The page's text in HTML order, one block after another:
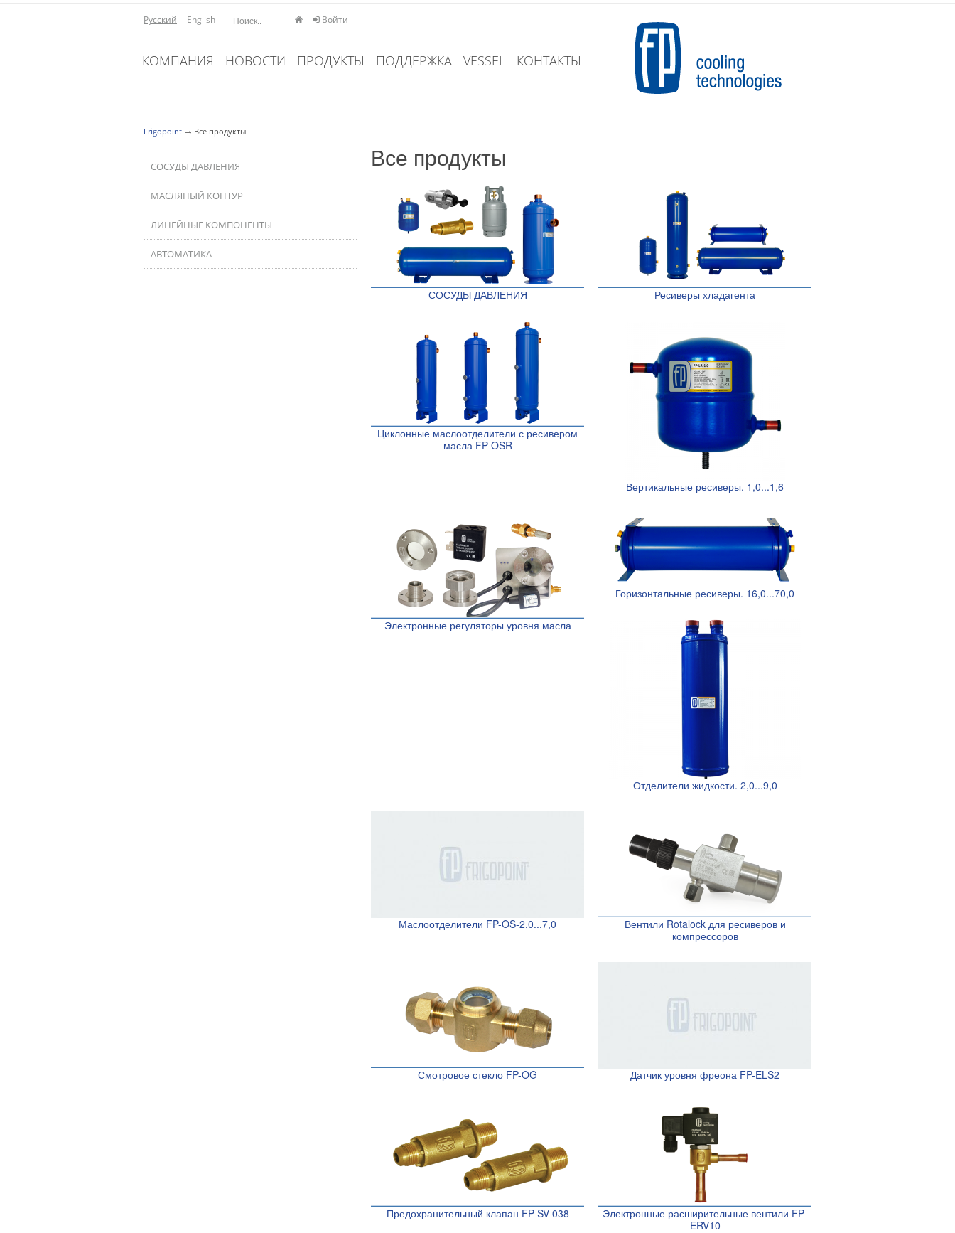
КОМПАНИЯ НОВОСТИ ПРОДУКТЫ ПОДДЕРЖКА VESSEL КОНТАКТЫ
Русский English Войти
Frigopoint → Все продукты
СОСУДЫ ДАВЛЕНИЯ
МАСЛЯНЫЙ КОНТУР
ЛИНЕЙНЫЕ КОМПОНЕНТЫ
АВТОМАТИКА
Все продукты
СОСУДЫ ДАВЛЕНИЯ Ресиверы хладагента
Циклонные маслоотделители с ресивером
масла FP-OSR
Вертикальные ресиверы. 1,0...1,6
Электронные регуляторы уровня масла
Горизонтальные ресиверы. 16,0...70,0
Отделители жидкости. 2,0...9,0
Маслоотделители FP-OS-2,0...7,0
Вентили Rotalock для ресиверов и
компрессоров
Смотровое стекло FP-OG Датчик уровня фреона FP-ELS2
Предохранительный клапан FP-SV-038
Электронные расширительные вентили FP-
ERV10